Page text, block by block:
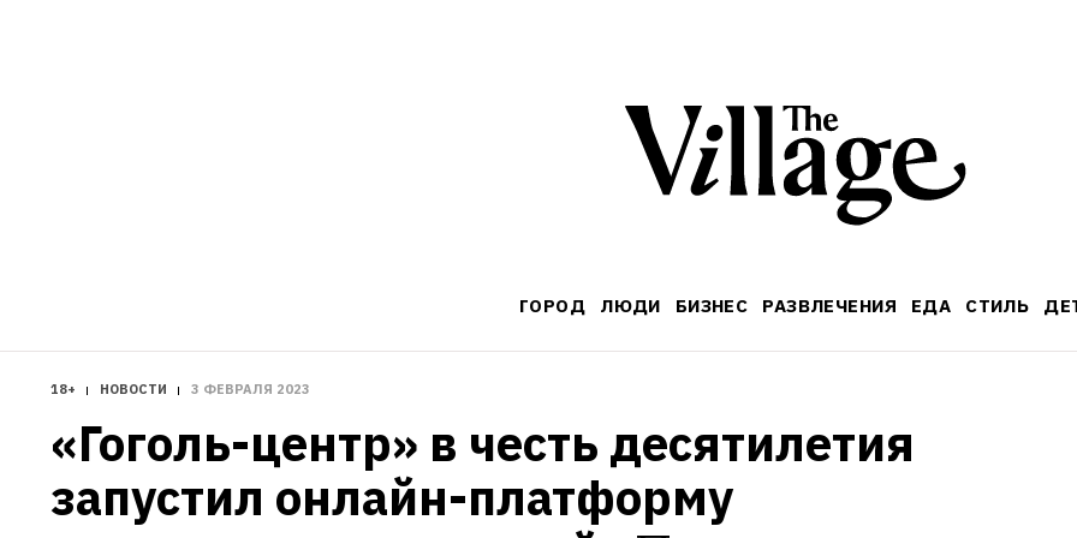
ГОРОД ЛЮДИ БИЗНЕС РАЗВЛЕЧЕНИЯ ЕДА СТИЛЬ
18+ НОВОСТИ 3 ФЕВРАЛЯ 2023
«Гоголь-центр» в честь десятилетия
запустил онлайн-платформу